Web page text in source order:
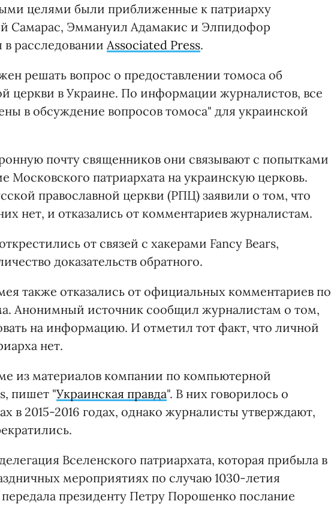
целями были приближенные к патриарху
Самарас, Эммануил Адамакис и Элпидофор
расследовании Associated Press.
решать вопрос о предоставлении томоса об
церкви в Украине. По информации журналистов, все
в обсуждение вопросов томоса" для украинской
почту священников они связывают с попытками
Московского патриархата на украинскую церковь.
православной церкви (РПЦ) заявили о том, что
нет, и отказались от комментариев журналистам.
от связей с хакерами Fancy Bears,
доказательств обратного.
также отказались от официальных комментариев по
Анонимный источник сообщил журналистам о том,
на информацию. И отметил тот факт, что личной
нет.
из материалов компании по компьютерной
пишет "Украинская правда". В них говорилось о
в 2015-2016 годах, однако журналисты утверждают,
Вселенского патриархата, которая прибыла в
мероприятиях по случаю 1030-летия
президенту Петру Порошенко послание